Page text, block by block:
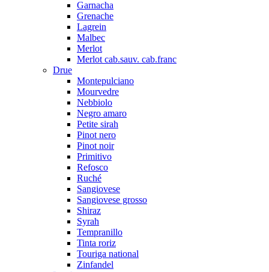
Garnacha
Grenache
Lagrein
Malbec
Merlot
Merlot cab.sauv. cab.franc
Drue
Montepulciano
Mourvedre
Nebbiolo
Negro amaro
Petite sirah
Pinot nero
Pinot noir
Primitivo
Refosco
Ruché
Sangiovese
Sangiovese grosso
Shiraz
Syrah
Tempranillo
Tinta roriz
Touriga national
Zinfandel